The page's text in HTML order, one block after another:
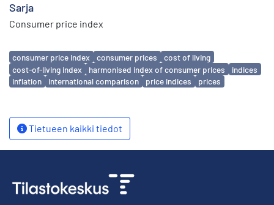
Sarja
Consumer price index
Avainsanat
consumer price index consumer prices
cost of living
cost-of-living index
harmonised index of consumer prices
indices
inflation
international comparison price indices prices
Tietueen kaikki tiedot